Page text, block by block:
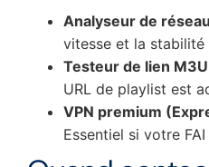
Analyseur de
vitesse et la stabilité
Testeur de lien
URL de playlist est
VPN premium
Essentiel si votre FAI